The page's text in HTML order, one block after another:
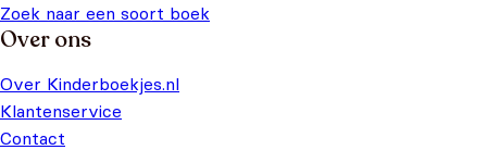
Zoek naar een soort boek
Over ons
Over Kinderboekjes.nl
Klantenservice
Contact